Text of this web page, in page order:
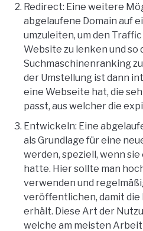
Redirect: Eine weitere
abgelaufene Domain auf
umzuleiten, um den
Website zu lenken und so
Suchmaschinenranking
der Umstellung ist dann
eine Webseite hat, die
passt, aus welcher die
Entwickeln: Eine
als Grundlage für eine
werden, speziell, wenn
hatte. Hier sollte man
verwenden und
veröffentlichen, damit die
erhält. Diese Art der
welche am meisten